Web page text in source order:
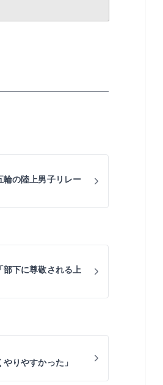
輪の陸上男子リレー
下に尊敬される上
りやすかった」